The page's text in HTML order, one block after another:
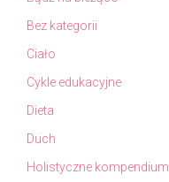
Bez kategorii
Ciało
Cykle edukacyjne
Dieta
Duch
Holistyczne kompendium